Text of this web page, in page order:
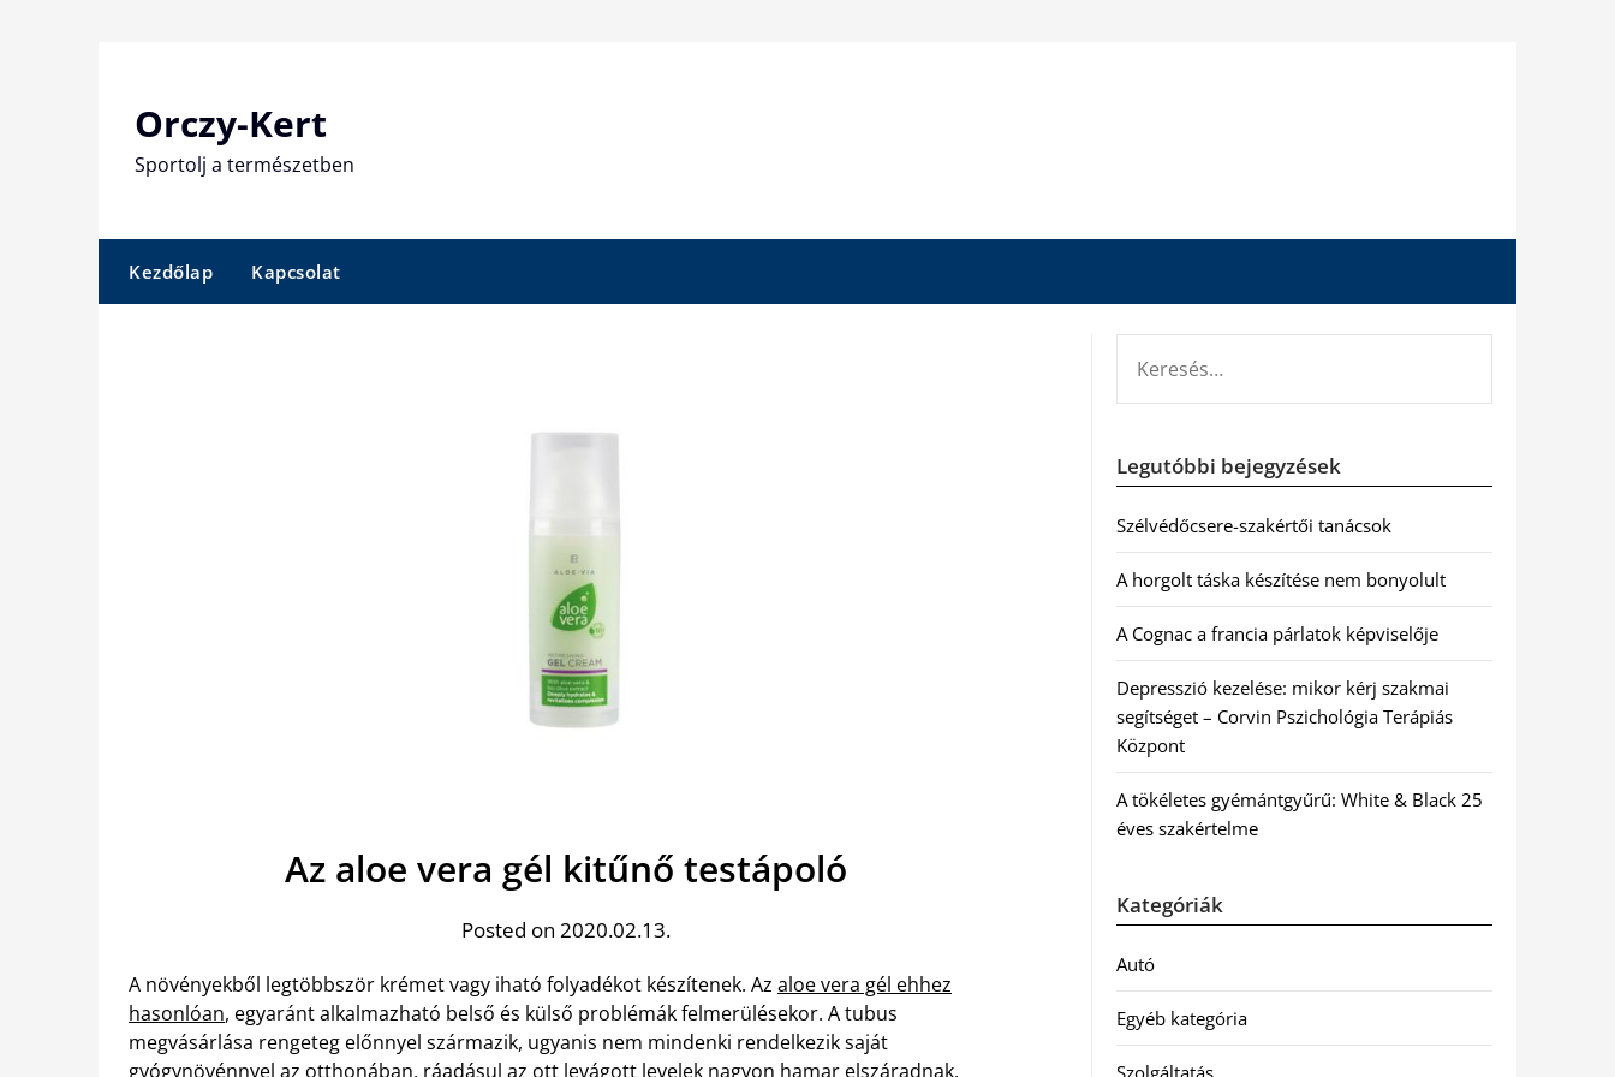
Orczy-Kert
Sportolj a természetben
Kezdőlap Kapcsolat
Az aloe vera gél kitűnő testápoló
Posted on 2020.02.13.
A növényekből legtöbbször krémet vagy iható folyadékot készítenek. Az aloe vera gél ehhez
hasonlóan, egyaránt alkalmazható belső és külső problémák felmerülésekor. A tubus
megvásárlása rengeteg előnnyel származik, ugyanis nem mindenki rendelkezik saját
gyógynövénnyel az otthonában, ráadásul az ott levágott levelek nagyon hamar elszáradnak.
Legutóbbi bejegyzések
Szélvédőcsere-szakértői tanácsok
A horgolt táska készítése nem bonyolult
A Cognac a francia párlatok képviselője
Depresszió kezelése: mikor kérj szakmai
segítséget – Corvin Pszichológia Terápiás
Központ
A tökéletes gyémántgyűrű: White & Black 25
éves szakértelme
Kategóriák
Autó
Egyéb kategória
Szolgáltatás